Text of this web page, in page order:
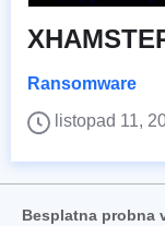
Ransomware
listopad 11,
Besplatna probna